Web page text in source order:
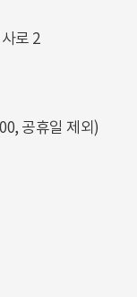
로 2
공휴일 제외)